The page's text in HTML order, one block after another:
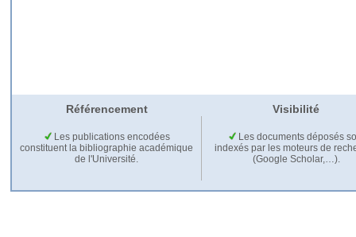
Référencement Visibilité
Les publications encodées
constituent la bibliographie académique
de l'Université.
Les documents déposés
indexés par les moteurs de
(Google Scholar,…).